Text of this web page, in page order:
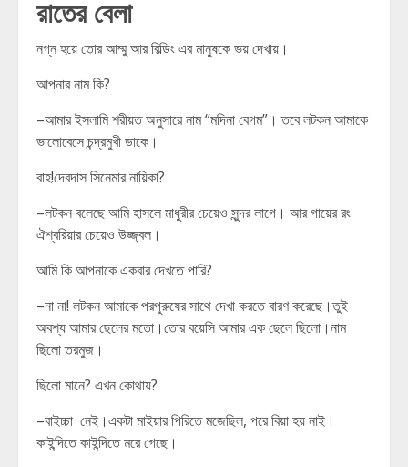
রাতের বেলা
নগ্ন হয়ে তোর আম্মু আর বিল্ডিং এর মানুষকে ভয় দেখায়।
আপনার নাম কি?
–আমার ইসলামি শরীয়ত অনুসারে নাম “মদিনা বেগম”। তবে লটকন আমাকে
ভালোবেসে চন্দ্রমুখী ডাকে।
বাহ!দেবদাস সিনেমার নায়িকা?
–লটকন বলেছে আমি হাসলে মাধুরীর চেয়েও সুন্দর লাগে। আর গায়ের রং
ঐশ্বরিয়ার চেয়েও উজ্জ্বল।
আমি কি আপনাকে একবার দেখতে পারি?
–না না! লটকন আমাকে পরপুরুষের সাথে দেখা করতে বারণ করেছে।তুই
অবশ্য আমার ছেলের মতো।তোর বয়েসি আমার এক ছেলে ছিলো।নাম
ছিলো তরমুজ।
ছিলো মানে? এখন কোথায়?
–বাইচ্চা নেই।একটা মাইয়ার পিরিতে মজেছিল, পরে বিয়া হয় নাই।
কাইন্দিতে কাইন্দিতে মরে গেছে।